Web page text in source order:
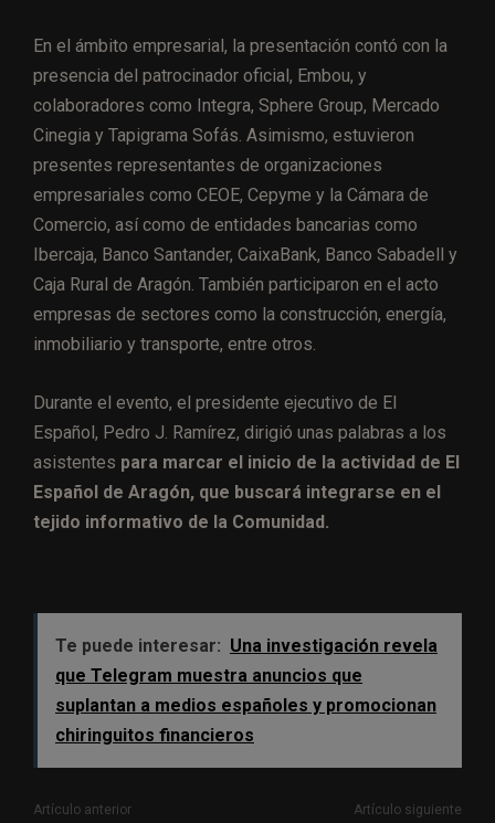
En el ámbito empresarial, la presentación contó con la
presencia del patrocinador oficial, Embou, y
colaboradores como Integra, Sphere Group, Mercado
Cinegia y Tapigrama Sofás. Asimismo, estuvieron
presentes representantes de organizaciones
empresariales como CEOE, Cepyme y la Cámara de
Comercio, así como de entidades bancarias como
Ibercaja, Banco Santander, CaixaBank, Banco Sabadell y
Caja Rural de Aragón. También participaron en el acto
empresas de sectores como la construcción, energía,
inmobiliario y transporte, entre otros.
Durante el evento, el presidente ejecutivo de El
Español, Pedro J. Ramírez, dirigió unas palabras a los
asistentes para marcar el inicio de la actividad de El
Español de Aragón, que buscará integrarse en el
tejido informativo de la Comunidad.
Te puede interesar: Una investigación revela
que Telegram muestra anuncios que
suplantan a medios españoles y promocionan
chiringuitos financieros
Artículo anterior Artículo siguiente